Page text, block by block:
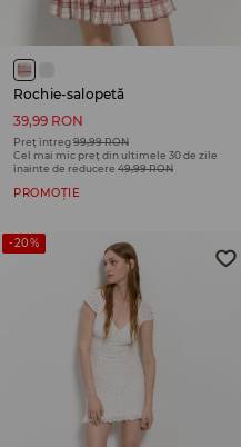
Rochie-salopetă
39,99 RON
Preț întreg99,99 RON
Cel mai mic preț din ultimele 30 de zile
înainte de reducere 49,99 RON
PROMOȚIE
-20%